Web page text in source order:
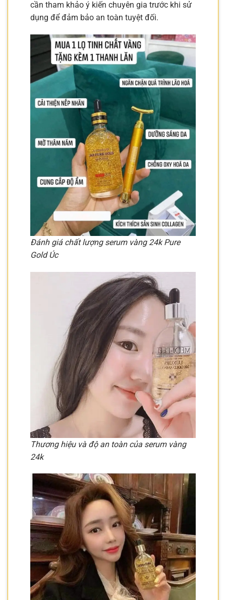
cần tham khảo ý kiến chuyên gia trước khi sử
dụng để đảm bảo an toàn tuyệt đối.
Đánh giá chất lượng serum vàng 24k Pure
Gold Úc
Thương hiệu và độ an toàn của serum vàng
24k